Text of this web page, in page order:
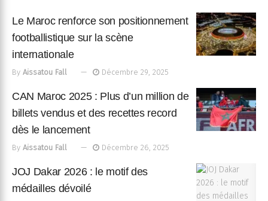
Le Maroc renforce son positionnement
footballistique sur la scène
internationale
By Aissatou Fall Décembre 29, 2025
CAN Maroc 2025 : Plus d’un million de
billets vendus et des recettes record
dès le lancement
By Aissatou Fall Décembre 26, 2025
JOJ Dakar 2026 : le motif des
médailles dévoilé